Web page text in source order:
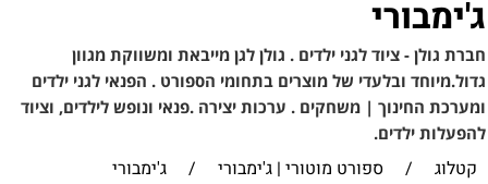
גולן - ציוד לגני ילדים . גולן לגן מייבאת ומשווקת מגוון
ובלעדי של מוצרים בתחומי הספורט . הפנאי לגני ילדים
החינוך | משחקים . ערכות יצירה .פנאי ונופש לילדים, וציוד
ילדים.
קטלוג / ספורט מוטורי | ג'ימבורי / ג'ימבורי